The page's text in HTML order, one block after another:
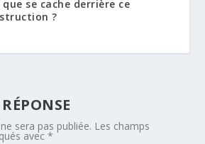
se cache derrière ce
?
sera pas publiée. Les champs
avec*